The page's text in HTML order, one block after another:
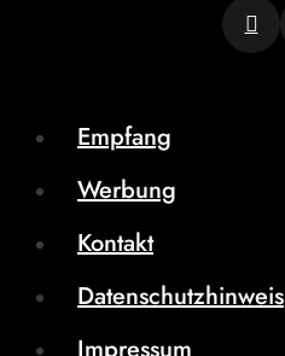
Empfang
Werbung
Kontakt
Datenschutzhinweis